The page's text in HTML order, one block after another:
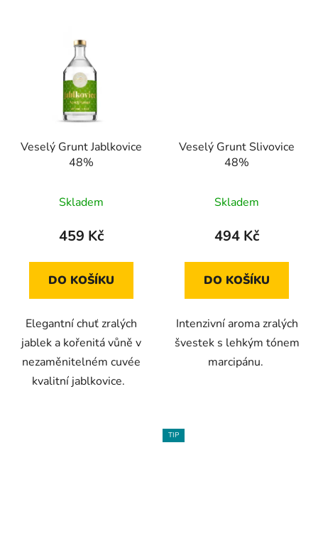
Veselý Grunt Jablkovice
48%
Skladem
459 Kč
DO KOŠÍKU
Elegantní chuť zralých
jablek a kořenitá vůně v
nezaměnitelném cuvée
kvalitní jablkovice.
Veselý Grunt Slivovice
48%
Skladem
494 Kč
DO KOŠÍKU
Intenzivní aroma zralých
švestek s lehkým tónem
marcipánu.
TIP